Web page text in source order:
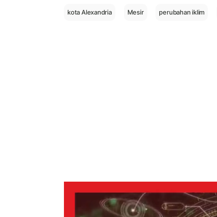
kota Alexandria Mesir perubahan iklim